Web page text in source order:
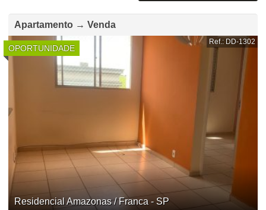
Apartamento → Venda
OPORTUNIDADE
Ref.: DD-1302
Residencial Amazonas / Franca - SP